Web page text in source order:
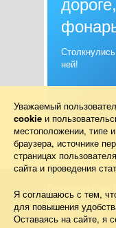
ней!
Правительство
241050, г.
Схема проезда
Телефон:
Уважаемый
cookie и
местоположении, типе
браузера, источнике
страницах
сайта и проведения
Я соглашаюсь с тем,
для повышения
Оставаясь на сайте, я